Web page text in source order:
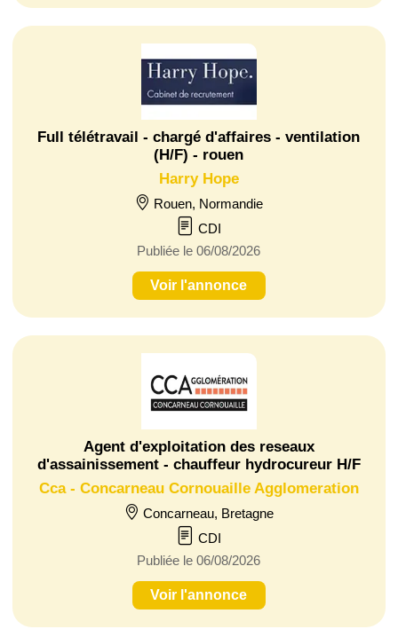
Full télétravail - chargé d'affaires - ventilation
(H/F) - rouen
Harry Hope
Rouen, Normandie
CDI
Publiée le 06/08/2026
Voir l'annonce
Agent d'exploitation des reseaux
d'assainissement - chauffeur hydrocureur H/F
Cca - Concarneau Cornouaille Agglomeration
Concarneau, Bretagne
CDI
Publiée le 06/08/2026
Voir l'annonce